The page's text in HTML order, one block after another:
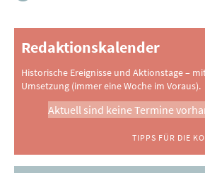
Redaktionskalender
Historische Ereignisse und Aktionstage –
Umsetzung (immer eine Woche im Voraus).
Aktuell sind keine Termine
TIPPS FÜR DIE